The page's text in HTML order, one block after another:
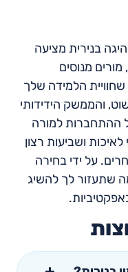
בנירית מציעה
מנוסים
הלמידה שלך
והממשק הידידותי
למורה
ושביעות רצון
על ידי בחירה
שתעזור לך להשיג